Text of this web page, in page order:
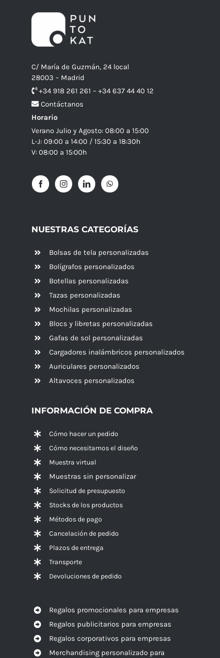
C/ María de Guzmán, 24 local
28003 – Madrid
+34 918 261 261 – +34 637 44 40 12
Contáctanos
Horario
Verano Julio y Agosto: 08:00 a 15:00
L-J: 09:00 a 14:00 / 15:30 a 18:30h
V: 08:00 a 15:00h
NUESTRAS CATEGORÍAS
Bolsas de tela personalizadas
Bolígrafos personalizados
Botellas personalizadas
Tazas personalizadas
Mochilas personalizadas
Blocs y libretas personalizadas
Gafas de sol personalizadas
Cargadores inalámbricos personalizados
Auriculares personalizados
Altavoces personalizados
INFORMACIÓN DE COMPRA
Cómo hacer un pedido
Cómo necesitamos el diseño
Muestra virtual
Muestras sin personalizar
Solicitud de presupuesto
Stocks de los productos
Métodos de pago
Cancelación de pedido
Plazos de entrega
Transporte
Devoluciones de pedido
Regalos promocionales para empresas
Regalos publicitarios para empresas
Regalos corporativos para empresas
Merchandising personalizado para